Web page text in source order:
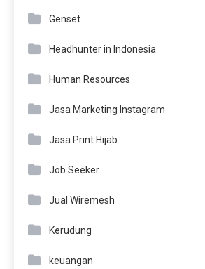
Genset
Headhunter in Indonesia
Human Resources
Jasa Marketing Instagram
Jasa Print Hijab
Job Seeker
Jual Wiremesh
Kerudung
keuangan